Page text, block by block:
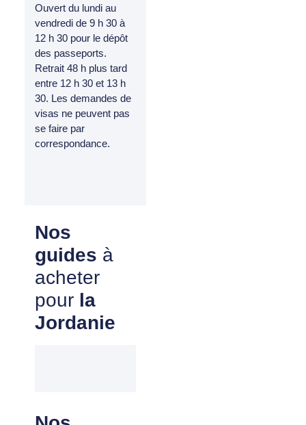
Ouvert du lundi au
vendredi de 9 h 30 à
12 h 30 pour le dépôt
des passeports.
Retrait 48 h plus tard
entre 12 h 30 et 13 h
30. Les demandes de
visas ne peuvent pas
se faire par
correspondance.
Nos
guides à
acheter
pour la
Jordanie